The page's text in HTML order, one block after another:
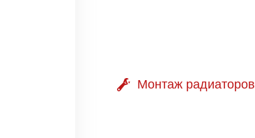
Монтаж радиаторов